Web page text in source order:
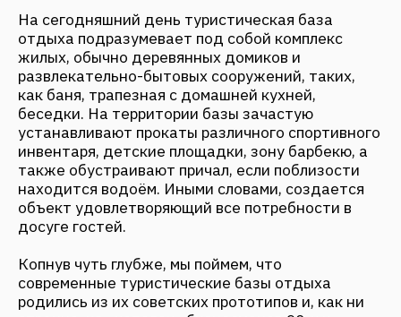
находится водоём. Иными словами, создается
объект удовлетворяющий все потребности в
досуге гостей.
Копнув чуть глубже, мы поймем, что
современные туристические базы отдыха
родились из их советских прототипов и, как ни
странно, из «хотелок» бизнесменов 90-х и
«нулевых». Говоря «хотелки», мы подразумеваем
небольшие отели и кафешки для семьи и друзей,
которые должны были стать инструментом
повышения авторитета хозяина в глазах родных,
а в итоге стали небольшими базами, иногда
даже прибыльными. В настоящее время почти
все такие туристические базы нашли своих
владельцев, которые приводят их к современным
Последние наблюдения экспертов подтвердили,
что загородный отельный бизнес начинает
активно развиваться, нестандартных